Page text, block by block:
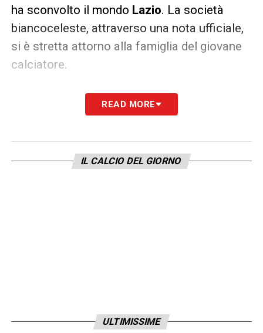
ha sconvolto il mondo Lazio. La società
biancoceleste, attraverso una nota ufficiale,
si è stretta attorno alla famiglia del giovane
calciatore.
Ancora increduli e sconvolti dal dolore il
Presidente, gli uomini e le donne della
READ MORE
IL CALCIO DEL GIORNO
ULTIMISSIME